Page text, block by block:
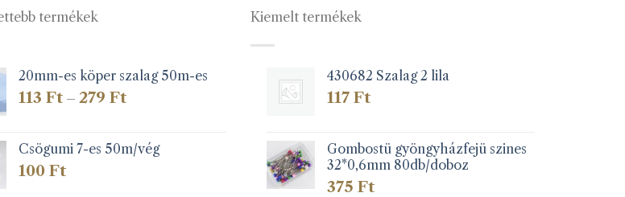
a
termékek
20mm-es köper szalag 50m-es
113Ft – 279FtÁrtartomány:
279 Ft
Csögumi 7-es 50m/vég
100Ft
Kiemelt termékek
430682 Szalag 2 lila
117Ft
Gombostü gyöngyházfejü szines
32*0,6mm 80db/doboz
375Ft